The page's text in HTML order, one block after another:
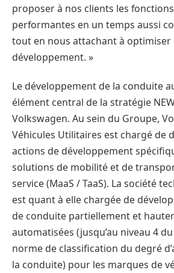
proposer à nos clients les
performantes en un temps aussi
tout en nous attachant à optimiser
développement. »
Le développement de la conduite
élément central de la stratégie
Volkswagen. Au sein du Groupe,
Véhicules Utilitaires est chargé de
actions de développement
solutions de mobilité et de
service (MaaS / TaaS). La société
est quant à elle chargée de
de conduite partiellement et
automatisées (jusqu’au niveau 4
norme de classification du degré
la conduite) pour les marques de